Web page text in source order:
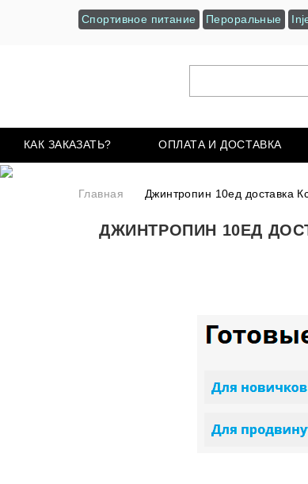
Спортивное питание Пероральные
КАК ЗАКАЗАТЬ? ОПЛАТА И ДОСТАВКА
Главная Джинтропин 10ед доставка
ДЖИНТРОПИН 10ЕД